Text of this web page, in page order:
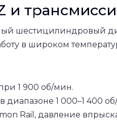
и
шестицилиндровый
в широком
1 900 об/мин.
диапазоне 1 000–1 400
Rail, давление